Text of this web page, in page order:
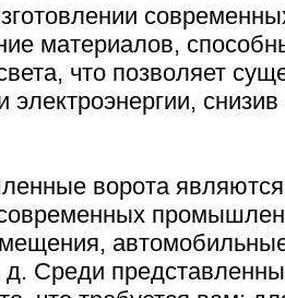
материалов,
что позволяет
электроэнергии,
ворота
д. Среди